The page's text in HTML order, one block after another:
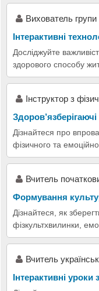
Вихователь
Інтерактивні
Досліджуйте
здорового способу
Інструктор з
Дізнайтеся про
фізичного та
Вчитель
Формування
Дізнайтеся, як
фізкультхвилинки,
Вчитель
Інтерактивні